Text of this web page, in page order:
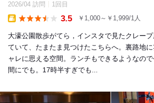
2026/04 訪問 1回目
3.5 ￥1,000～￥1,999/1人
大濠公園散歩がてら，インスタで見たクレー
ていて、たまたま見つけたこちらへ。裏路地
ャレに思える空間。ランチもできるようなの
間にでも。17時半すぎでも...